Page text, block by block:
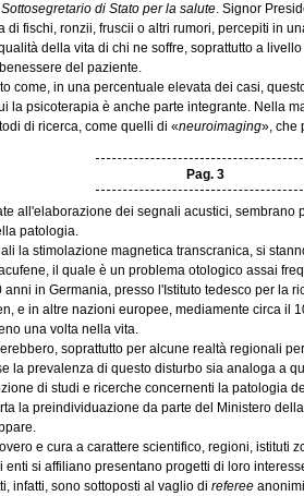
Sottosegretario di Stato per la salute. Signor
di fischi, ronzii, fruscii o altri rumori, percepiti in
della vita di chi ne soffre, soprattutto a
del paziente.
come, in una percentuale elevata dei casi,
la psicoterapia è anche parte integrante. Nella
di ricerca, come quelli di «neuroimaging», che
Pag. 3
all'elaborazione dei segnali acustici, sembrano
patologia.
la stimolazione magnetica transcranica, si
il quale è un problema otologico assai
in Germania, presso l'Istituto tedesco per la
e in altre nazioni europee, mediamente circa il
una volta nella vita.
soprattutto per alcune realtà regionali
la prevalenza di questo disturbo sia analoga a
di studi e ricerche concernenti la patologia
la preindividuazione da parte del Ministero
e cura a carattere scientifico, regioni, istituti
enti si affiliano presentano progetti di loro
infatti, sono sottoposti al vaglio di referee